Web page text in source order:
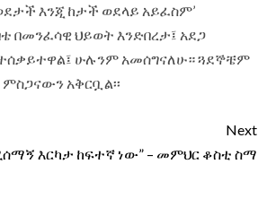
እንጂ ከታች ወደላይ አይፈስም’
ህይወት እንድበረታ፤ አደጋ
ተሰቃይተዋል፤ ሁሉንም አመሰግናለሁ። ጓደኞቼም
አቅርቧል፡፡
Next
እርካታ ከፍተኛ ነው” – መምህር ቆስቲ ስማ